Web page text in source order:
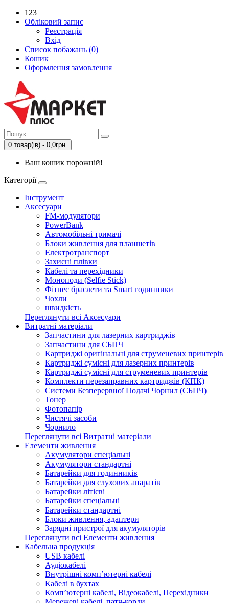
123
Обліковий запис
Реєстрація
Вхід
Список побажань (0)
Кошик
Оформлення замовлення
0 товар(ів) - 0,0грн.
Ваш кошик порожній!
Категорії
Інструмент
Аксесуари
FM-модулятори
PowerBank
Автомобільні тримачі
Блоки живлення для планшетів
Електротранспорт
Захисні плівки
Кабелі та перехідники
Моноподи (Selfie Stick)
Фітнес браслети та Smart годинники
Чохли
швидкість
Переглянути всі Аксесуари
Витратні матеріали
Запчастини для лазерних картриджів
Запчастини для СБПЧ
Картриджі оригінальні для струменевих принтерів
Картриджі сумісні для лазерних принтерів
Картриджі сумісні для струменевих принтерів
Комплекти перезаправних картриджів (КПК)
Системи Безперервної Подачі Чорнил (СБПЧ)
Тонер
Фотопапір
Чистячі засоби
Чорнило
Переглянути всі Витратні матеріали
Елементи живлення
Акумулятори спеціальні
Акумулятори стандартні
Батарейки для годинників
Батарейки для слухових апаратів
Батарейки літієві
Батарейки спеціальні
Батарейки стандартні
Блоки живлення, адаптери
Зарядні пристрої для акумуляторів
Переглянути всі Елементи живлення
Кабельна продукція
USB кабелі
Аудіокабелі
Внутрішні комп’ютерні кабелі
Кабелі в бухтах
Комп’ютерні кабелі, Відеокабелі, Перехідники